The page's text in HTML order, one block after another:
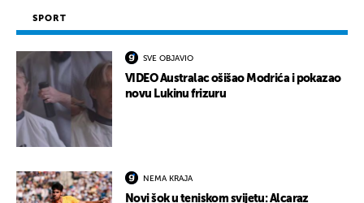
SPORT
SVE OBJAVIO
VIDEO Australac ošišao Modrića i pokazao
novu Lukinu frizuru
NEMA KRAJA
Novi šok u teniskom svijetu: Alcaraz